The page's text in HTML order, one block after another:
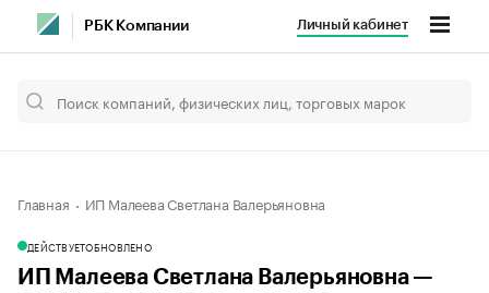
РБК Компании Личный кабинет
Главная ИП Малеева Светлана Валерьяновна
ДЕЙСТВУЕТОБНОВЛЕНО
ИП Малеева Светлана Валерьяновна —